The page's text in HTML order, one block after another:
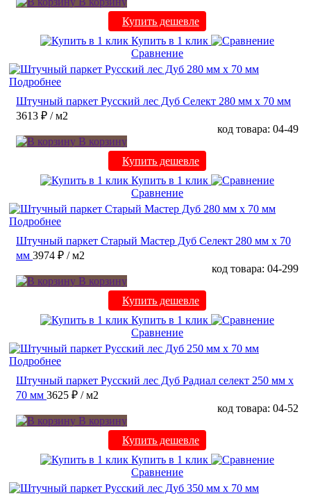
Купить дешевле
Купить в 1 клик
Сравнение
Подробнее
Штучный паркет Русский лес Дуб Селект 280 мм х 70 мм
3613 ₽ / м2
код товара: 04-49
В корзину
Купить дешевле
Купить в 1 клик
Сравнение
Подробнее
Штучный паркет Старый Мастер Дуб Селект 280 мм х 70
мм 3974 ₽ / м2
код товара: 04-299
В корзину
Купить дешевле
Купить в 1 клик
Сравнение
Подробнее
Штучный паркет Русский лес Дуб Радиал cелект 250 мм х
70 мм 3625 ₽ / м2
код товара: 04-52
В корзину
Купить дешевле
Купить в 1 клик
Сравнение